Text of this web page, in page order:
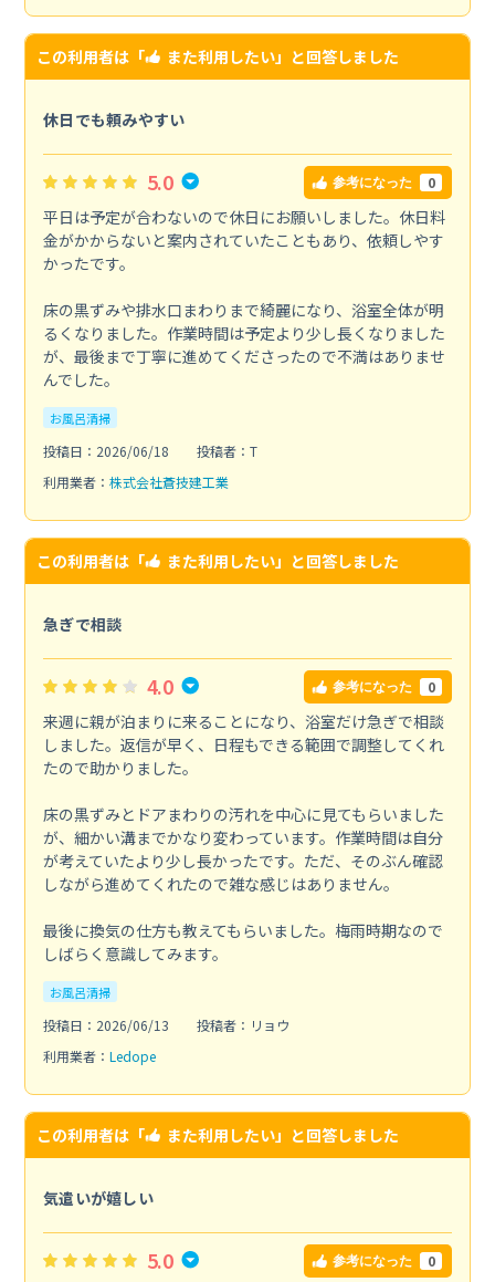
この利用者は「 また利用したい」と回答しました
休日でも頼みやすい
5.0 参考になった 0
平日は予定が合わないので休日にお願いしました。休日料
金がかからないと案内されていたこともあり、依頼しやす
かったです。
床の黒ずみや排水口まわりまで綺麗になり、浴室全体が明
るくなりました。作業時間は予定より少し長くなりました
が、最後まで丁寧に進めてくださったので不満はありませ
んでした。
お風呂清掃
投稿日：2026/06/18
投稿者：T
利用業者： 株式会社蒼技建工業
この利用者は「 また利用したい」と回答しました
急ぎで相談
4.0 参考になった 0
来週に親が泊まりに来ることになり、浴室だけ急ぎで相談
しました。返信が早く、日程もできる範囲で調整してくれ
たので助かりました。
床の黒ずみとドアまわりの汚れを中心に見てもらいました
が、細かい溝までかなり変わっています。作業時間は自分
が考えていたより少し長かったです。ただ、そのぶん確認
しながら進めてくれたので雑な感じはありません。
最後に換気の仕方も教えてもらいました。梅雨時期なので
しばらく意識してみます。
お風呂清掃
投稿日：2026/06/13
投稿者：リョウ
利用業者： Ledope
この利用者は「 また利用したい」と回答しました
気遣いが嬉しい
5.0 参考になった 0